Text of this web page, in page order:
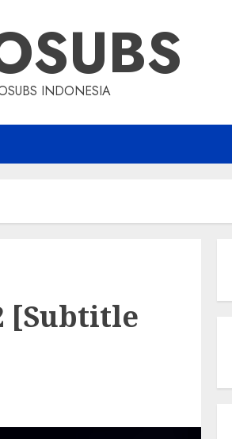
INDONESIA
[Subtitle